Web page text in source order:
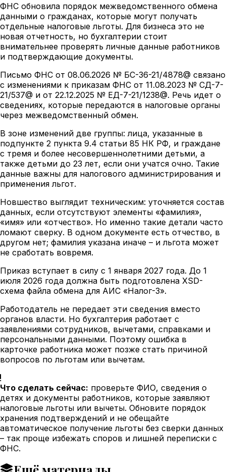
ФНС обновила порядок межведомственного обмена
данными о гражданах, которые могут получать
отдельные налоговые льготы. Для бизнеса это не
новая отчетность, но бухгалтерии стоит
внимательнее проверять личные данные работников
и подтверждающие документы.
Письмо ФНС от 08.06.2026 № БС-36-21/4878@ связано
с изменениями к приказам ФНС от 11.08.2023 № СД-7-
21/537@ и от 22.12.2025 № ЕД-7-21/1238@. Речь идет о
сведениях, которые передаются в налоговые органы
через межведомственный обмен.
В зоне изменений две группы: лица, указанные в
подпункте 2 пункта 9.4 статьи 85 НК РФ, и граждане
с тремя и более несовершеннолетними детьми, а
также детьми до 23 лет, если они учатся очно. Такие
данные важны для налогового администрирования и
применения льгот.
Новшество выглядит техническим: уточняется состав
данных, если отсутствуют элементы «фамилия»,
«имя» или «отчество». Но именно такие детали часто
ломают сверку. В одном документе есть отчество, в
другом нет; фамилия указана иначе – и льгота может
не сработать вовремя.
Приказ вступает в силу с 1 января 2027 года. До 1
июля 2026 года должна быть подготовлена XSD-
схема файла обмена для АИС «Налог-3».
Работодатель не передает эти сведения вместо
органов власти. Но бухгалтерия работает с
заявлениями сотрудников, вычетами, справками и
персональными данными. Поэтому ошибка в
карточке работника может позже стать причиной
вопросов по льготам или вычетам.
Что сделать сейчас: проверьте ФИО, сведения о
детях и документы работников, которые заявляют
налоговые льготы или вычеты. Обновите порядок
хранения подтверждений и не обещайте
автоматическое получение льготы без сверки данных
– так проще избежать споров и лишней переписки с
ФНС.